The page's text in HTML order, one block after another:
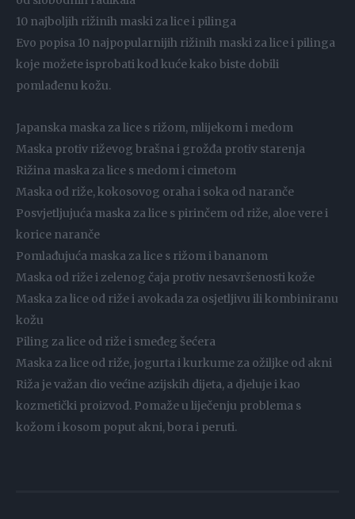
10 najboljih rižinih maski za lice i pilinga
Evo popisa 10 najpopularnijih rižinih maski za lice i pilinga
koje možete isprobati kod kuće kako biste dobili
pomlađenu kožu.
Japanska maska ​​za lice s rižom, mlijekom i medom
Maska protiv riževog brašna i grožđa protiv starenja
Rižina maska ​​za lice s medom i cimetom
Maska od riže, kokosovog oraha i soka od naranče
Posvjetljujuća maska ​​za lice s pirinčem od riže, aloe vere i
korice naranče
Pomlađujuća maska ​​za lice s rižom i bananom
Maska od riže i zelenog čaja protiv nesavršenosti kože
Maska za lice od riže i avokada za osjetljivu ili kombiniranu
kožu
Piling za lice od riže i smeđeg šećera
Maska za lice od riže, jogurta i kurkume za ožiljke od akni
Riža je važan dio većine azijskih dijeta, a djeluje i kao
kozmetički proizvod. Pomaže u liječenju problema s
kožom i kosom poput akni, bora i peruti.